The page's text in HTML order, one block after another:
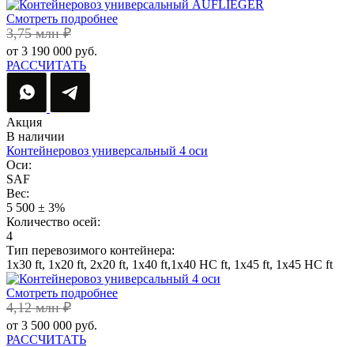
Смотреть подробнее
3,75 млн ₽
от 3 190 000 руб.
РАССЧИТАТЬ
Акция
В наличии
Контейнеровоз универсальный 4 оси
Оси:
SAF
Вес:
5 500 ± 3%
Количество осей:
4
Тип перевозимого контейнера:
1х30 ft, 1х20 ft, 2х20 ft, 1х40 ft,1х40 HC ft, 1х45 ft, 1х45 HC ft
Смотреть подробнее
4,12 млн ₽
от 3 500 000 руб.
РАССЧИТАТЬ